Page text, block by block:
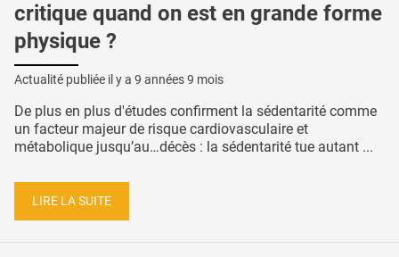
critique quand on est en grande forme
physique ?
Actualité publiée il y a 9 années 9 mois
De plus en plus d'études confirment la sédentarité comme
un facteur majeur de risque cardiovasculaire et
métabolique jusqu’au…décès : la sédentarité tue autant ...
LIRE LA SUITE